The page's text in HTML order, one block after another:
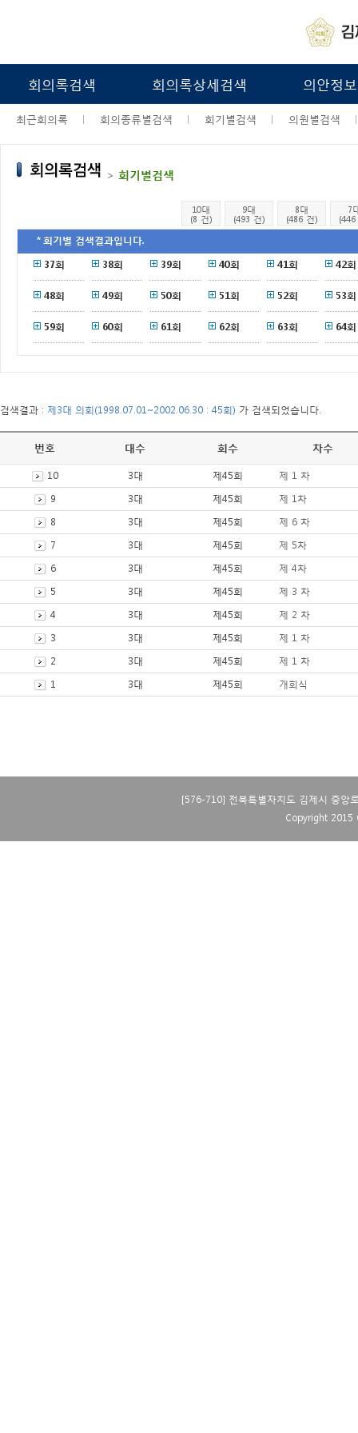
회의록검색
최근회의록 회의종류별검색 회기별검색 의원별검색
회의록상세검색 의안정보
> 회기별검색
10대
(8 건)
9대
(493 건)
8대
(486 건)
7
＊회기별 검색결과입니다.
37회
38회 39회 40회 41회 42회
48회 49회 50회 51회 52회 53회
59회 60회 61회 62회 63회 64회
검색결과 : 제3대 의회(1998.07.01~2002.06.30 : 45회) 가 검색되었습니다.
번호 대수 회수 차수
10 3대 제45회
제 1 차
9
3대 제45회
제 1차
8
3대 제45회
제 6 차
7
3대 제45회
제 5차
6
3대 제45회
제 4차
5
3대 제45회
제 3 차
4
3대 제45회
제 2 차
3
3대 제45회
제 1 차
2
3대 제45회
제 1 차
1
3대 제45회 개회식
[576-710] 전북특별자치도 김제시 중
Copyright 2015